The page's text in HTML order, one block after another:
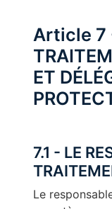
Article 7
ET
7.1 - LE
Le